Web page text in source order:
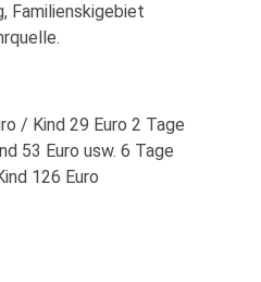
Familienskigebiet
/ Kind 29 Euro 2 Tage
53 Euro usw. 6 Tage
126 Euro